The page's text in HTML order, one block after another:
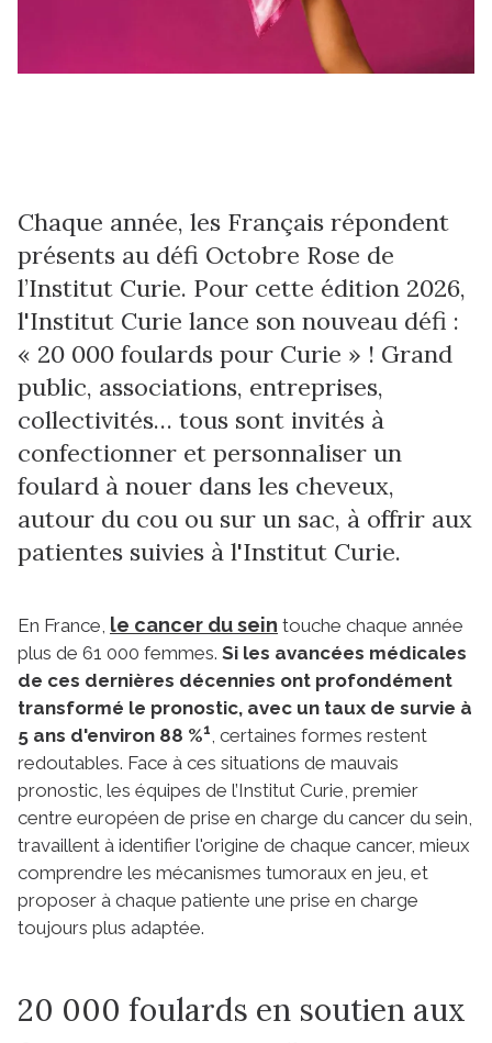
Chaque année, les Français répondent
présents au défi Octobre Rose de
l’Institut Curie. Pour cette édition 2026,
l'Institut Curie lance son nouveau défi :
« 20 000 foulards pour Curie » ! Grand
public, associations, entreprises,
collectivités… tous sont invités à
confectionner et personnaliser un
foulard à nouer dans les cheveux,
autour du cou ou sur un sac, à offrir aux
patientes suivies à l'Institut Curie.
En France, le cancer du sein touche chaque année
plus de 61 000 femmes. Si les avancées médicales
de ces dernières décennies ont profondément
transformé le pronostic, avec un taux de survie à
5 ans d'environ 88 %1 , certaines formes restent
redoutables. Face à ces situations de mauvais
pronostic, les équipes de l’Institut Curie, premier
centre européen de prise en charge du cancer du sein,
travaillent à identifier l'origine de chaque cancer, mieux
comprendre les mécanismes tumoraux en jeu, et
proposer à chaque patiente une prise en charge
toujours plus adaptée.
20 000 foulards en soutien aux